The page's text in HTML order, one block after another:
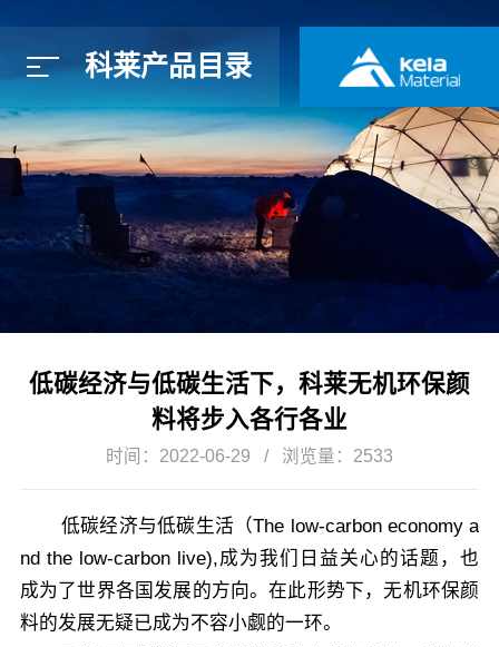
科莱产品目录 简体中文
低碳经济与低碳生活下，科莱无机环保颜
料将步入各行各业
时间：2022-06-29 浏览量：2533
低碳经济与低碳生活（The low-carbon economy a
nd the low-carbon live),成为我们日益关心的话题，也
成为了世界各国发展的方向。在此形势下，无机环保颜
料的发展无疑已成为不容小觑的一环。